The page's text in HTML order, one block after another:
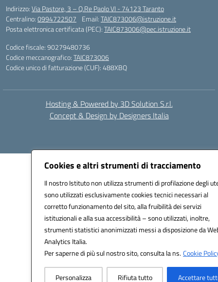
Cookies e altri strumenti di tracciamento
Il nostro Istituto non utilizza strumenti di profilazione degli
sono utilizzati esclusivamente cookies tecnici necessari al
corretto funzionamento del sito, alla fruibilità dei servizi
istituzionali e alla sua accessibilità – sono utilizzati, inoltre,
strumenti statistici anonimizzati messi a disposizione da
Analytics Italia.
Per saperne di più sul nostro sito, consulta la ns.Cookie
Personalizza Rifiuta tutto Accettare
Indirizzo:Via Pastore, 3 – Q.Re Paolo VI - 74123 Taranto
Centralino:0994722507 Email:TAIC873006@istruzione.it
Posta elettronica certificata (PEC):TAIC873006@pec.istruzione.it
Codice fiscale: 90279480736
Codice meccanografico:TAIC873006
Codice unico di fatturazione (CUF): 488XBQ
Hosting & Powered by 3D Solution S.r.l.
Concept & Design by Designers Italia